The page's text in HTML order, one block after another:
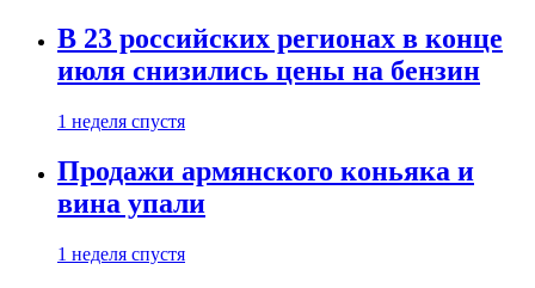
В 23 российских регионах в конце
июля снизились цены на бензин
1 неделя спустя
Продажи армянского коньяка и
вина упали
1 неделя спустя